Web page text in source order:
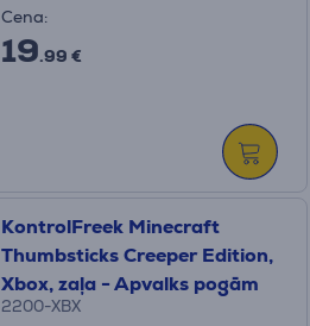
Cena:
19.99 €
KontrolFreek Minecraft
Thumbsticks Creeper Edition,
Xbox, zaļa - Apvalks pogām
2200-XBX